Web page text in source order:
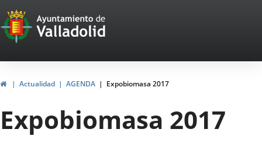
Portal
Web
del
Ayuntamiento
de
Valladolid
HomeActualidad AGENDA Expobiomasa 2017
Expobiomasa 2017